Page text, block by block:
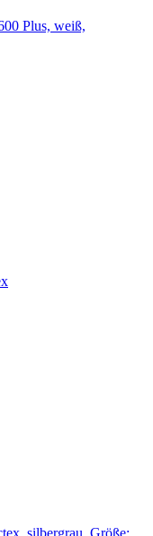
Plus, weiß,
silbergrau, Größe: